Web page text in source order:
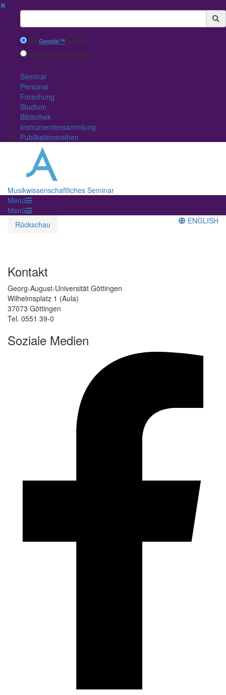
✖
Suchbegriff
MitGoogle™ suchen
Interne Suche nutzen
(eingeschränkte Ergebnisqualität)
Seminar
Personal
Forschung
Studium
Bibliothek
Instrumentensammlung
Publikationsreihen
Musikwissenschaftliches Seminar
Menü
Menü
Rückschau
ENGLISH
Kontakt
Georg-August-Universität Göttingen
Wilhelmsplatz 1 (Aula)
37073 Göttingen
Tel. 0551 39-0
Soziale Medien